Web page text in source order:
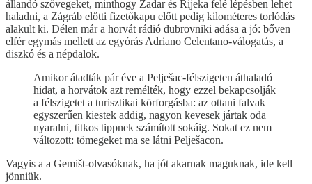
állandó szövegeket, minthogy Zadar és Rijeka felé lépésben lehet
haladni, a Zágráb előtti fizetőkapu előtt pedig kilométeres torlódás
alakult ki. Délen már a horvát rádió dubrovniki adása a jó: bőven
elfér egymás mellett az egyórás Adriano Celentano-válogatás, a
diszkó és a népdalok.
Amikor átadták pár éve a Pelješac-félszigeten áthaladó
hidat, a horvátok azt remélték, hogy ezzel bekapcsolják
a félszigetet a turisztikai körforgásba: az ottani falvak
egyszerűen kiestek addig, nagyon kevesek jártak oda
nyaralni, titkos tippnek számított sokáig. Sokat ez nem
változott: tömegeket ma se látni Pelješacon.
Vagyis a a Gemišt-olvasóknak, ha jót akarnak maguknak, ide kell
jönniük.